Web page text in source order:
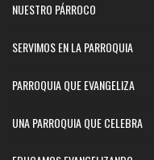
NUESTRO PÁRROCO
SERVIMOS EN LA PARROQUIA
PARROQUIA QUE EVANGELIZA
UNA PARROQUIA QUE CELEBRA